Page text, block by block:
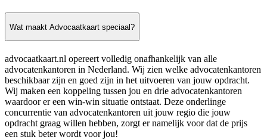
Wat maakt Advocaatkaart speciaal?
advocaatkaart.nl opereert volledig onafhankelijk van alle
advocatenkantoren in Nederland. Wij zien welke advocatenkantoren
beschikbaar zijn en goed zijn in het uitvoeren van jouw opdracht.
Wij maken een koppeling tussen jou en drie advocatenkantoren
waardoor er een win-win situatie ontstaat. Deze onderlinge
concurrentie van advocatenkantoren uit jouw regio die jouw
opdracht graag willen hebben, zorgt er namelijk voor dat de prijs
een stuk beter wordt voor jou!